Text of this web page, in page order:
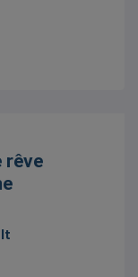
rêve